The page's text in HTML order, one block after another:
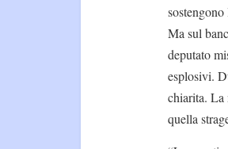
Ma sul
deputato
esplosivi.
chiarita. La
quella